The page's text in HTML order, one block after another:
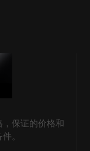
保证的价格和
。